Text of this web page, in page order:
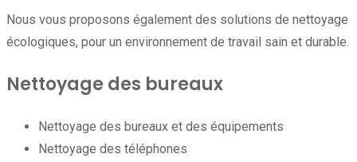
Nous vous proposons également des solutions de nettoyage
écologiques, pour un environnement de travail sain et durable.
Nettoyage des bureaux
Nettoyage des bureaux et des équipements
Nettoyage des téléphones